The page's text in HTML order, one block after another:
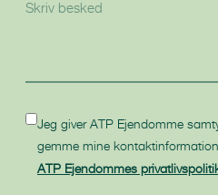
Jeg giver ATP Ejendomme
gemme mine
ATP Ejendommes